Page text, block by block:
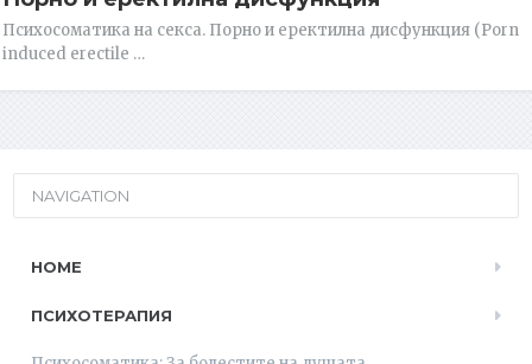
Психосоматика на секса. Порно и еректилна дисфункция (Porn
induced erectile …
NAVIGATION
HOME
ПСИХОТЕРАПИЯ